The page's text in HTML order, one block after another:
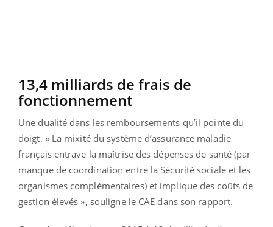
13,4 milliards de frais de
fonctionnement
Une dualité dans les remboursements qu’il pointe du
doigt. « La mixité du système d’assurance maladie
français entrave la maîtrise des dépenses de santé (par
manque de coordination entre la Sécurité sociale et les
organismes complémentaires) et implique des coûts de
gestion élevés », souligne le CAE dans son rapport.